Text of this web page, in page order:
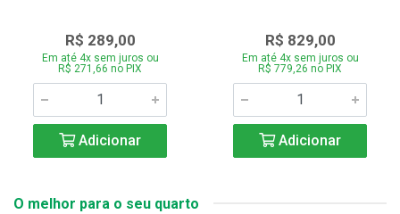
R$ 289,00
Em até 4x sem juros ou
R$ 271,66 no PIX
Adicionar
R$ 829,00
Em até 4x sem juros ou
R$ 779,26 no PIX
Adicionar
O melhor para o seu quarto